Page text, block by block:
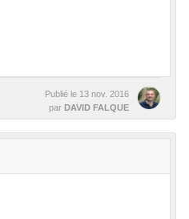
Publié le 13 nov. 2016
par DAVID FALQUE